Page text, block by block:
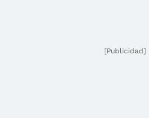
[Publicidad]